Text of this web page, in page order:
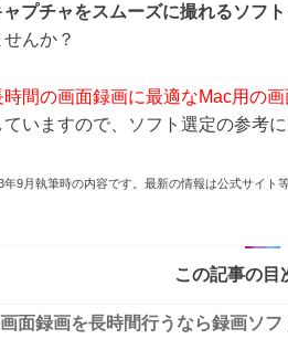
ャプチャをスムーズに撮れるソフト
んか？
時間の画面録画に最適なMac用の
いますので、ソフト選定の参考に
9月執筆時の内容です。最新の情報は公式サイト
この記事の目
面録画を長時間行うなら録画ソフ